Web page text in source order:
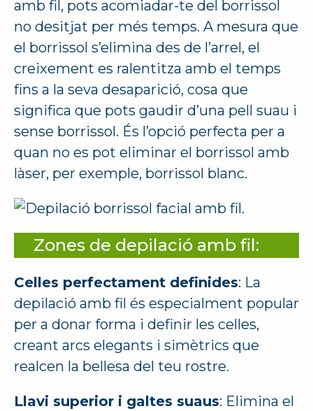
amb fil, pots acomiadar-te del borrissol
no desitjat per més temps. A mesura que
el borrissol s’elimina des de l’arrel, el
creixement es ralentitza amb el temps
fins a la seva desaparició, cosa que
significa que pots gaudir d’una pell suau i
sense borrissol. És l’opció perfecta per a
quan no es pot eliminar el borrissol amb
làser, per exemple, borrissol blanc.
Zones de depilació amb fil:
Celles perfectament definides: La
depilació amb fil és especialment popular
per a donar forma i definir les celles,
creant arcs elegants i simètrics que
realcen la bellesa del teu rostre.
Llavi superior i galtes suaus: Elimina el